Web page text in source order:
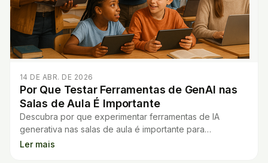
14 DE ABR. DE 2026
Por Que Testar Ferramentas de GenAI nas
Salas de Aula É Importante
Descubra por que experimentar ferramentas de IA
generativa nas salas de aula é importante para
segurança, criatividade e inovação no ensino.
Ler mais